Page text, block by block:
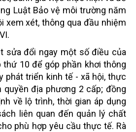
Luật Bảo vệ môi trường năm
xem xét, thông qua đầu nhiệm
sửa đổi ngay một số điều của
thứ 10 để góp phần khơi thông
phát triển kinh tế - xã hội, thực
quyền địa phương 2 cấp; đồng
về lộ trình, thời gian áp dụng
liên quan đến quản lý chất
phù hợp yêu cầu thực tế. Rà